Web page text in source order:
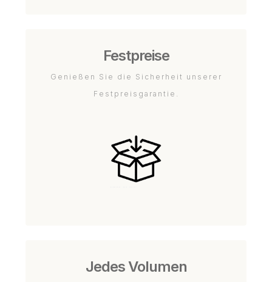
Festpreise
Genießen Sie die Sicherheit unserer
Festpreisgarantie.
Jedes Volumen